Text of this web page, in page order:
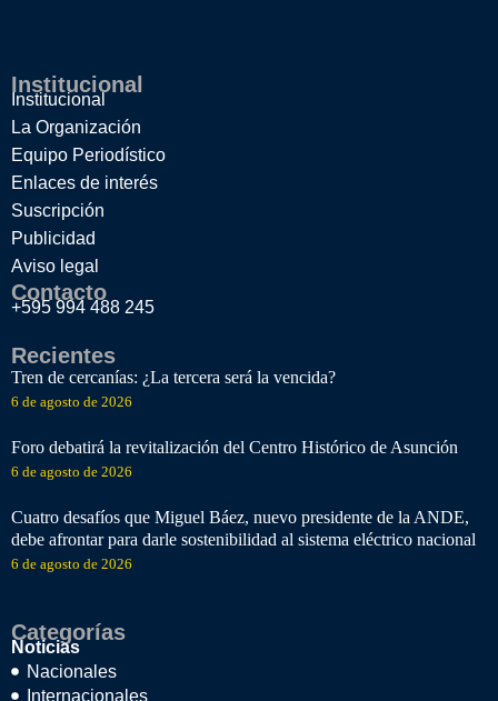
Institucional
Institucional
La Organización
Equipo Periodístico
Enlaces de interés
Suscripción
Publicidad
Aviso legal
Contacto
+595 994 488 245
Recientes
Tren de cercanías: ¿La tercera será la vencida?
6 de agosto de 2026
Foro debatirá la revitalización del Centro Histórico de Asunción
6 de agosto de 2026
Cuatro desafíos que Miguel Báez, nuevo presidente de la ANDE,
debe afrontar para darle sostenibilidad al sistema eléctrico nacional
6 de agosto de 2026
Categorías
Noticias
Nacionales
Internacionales